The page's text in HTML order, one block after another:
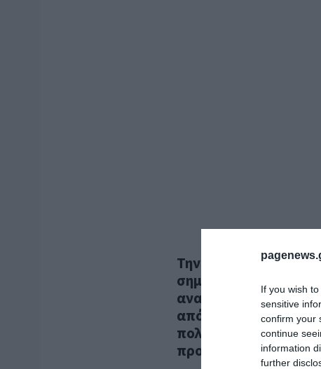
If you wish
sensitive
confirm your
continue
information
further
Την έναρξη της
σηματοδότησαν τα
ανακαινισμένου
από την υπουργό
πολιτιστικό στολίδι,
προδιαγραφές